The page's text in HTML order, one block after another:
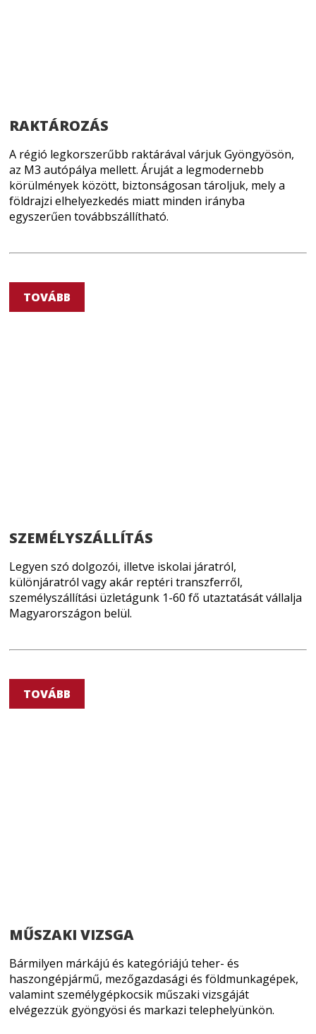
RAKTÁROZÁS
A régió legkorszerűbb raktárával várjuk Gyöngyösön,
az M3 autópálya mellett. Áruját a legmodernebb
körülmények között, biztonságosan tároljuk, mely a
földrajzi elhelyezkedés miatt minden irányba
egyszerűen továbbszállítható.
TOVÁBB
SZEMÉLYSZÁLLÍTÁS
Legyen szó dolgozói, illetve iskolai járatról,
különjáratról vagy akár reptéri transzferről,
személyszállítási üzletágunk 1-60 fő utaztatását vállalja
Magyarországon belül.
TOVÁBB
MŰSZAKI VIZSGA
Bármilyen márkájú és kategóriájú teher- és
haszongépjármű, mezőgazdasági és földmunkagépek,
valamint személygépkocsik műszaki vizsgáját
elvégezzük gyöngyösi és markazi telephelyünkön.